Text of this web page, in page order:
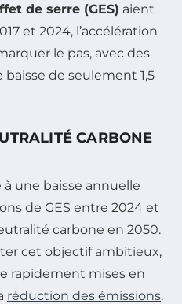
de serre (GES) aient
et 2024, l’accélération
le pas, avec des
de seulement 1,5
CARBONE
une baisse annuelle
de GES entre 2024 et
carbone en 2050.
cet objectif ambitieux,
rapidement mises en
réduction des émissions.